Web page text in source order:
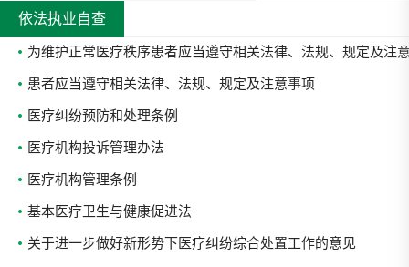
依法执业自查
为维护正常医疗秩序患者应当遵守相关法律、法规、规定及注
患者应当遵守相关法律、法规、规定及注意事项
医疗纠纷预防和处理条例
医疗机构投诉管理办法
医疗机构管理条例
基本医疗卫生与健康促进法
关于进一步做好新形势下医疗纠纷综合处置工作的意见